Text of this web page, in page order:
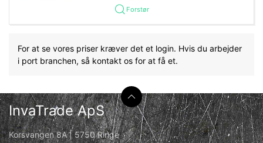
Forstør
For at se vores priser kræver det et login. Hvis du arbejder
i port branchen, så kontakt os for at få et.
InvaTrade ApS
Korsvangen 8A | 5750 Ringe